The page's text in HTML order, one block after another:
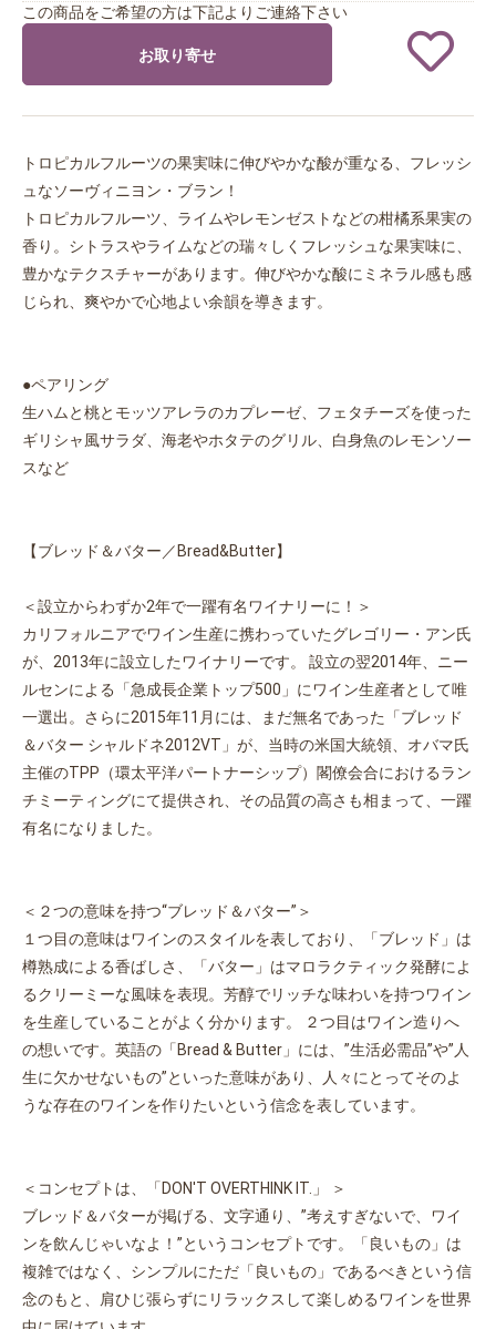
この商品をご希望の方は下記よりご連絡下さい
お取り寄せ
トロピカルフルーツの果実味に伸びやかな酸が重なる、フレッシ
ュなソーヴィニヨン・ブラン！
トロピカルフルーツ、ライムやレモンゼストなどの柑橘系果実の
香り。シトラスやライムなどの瑞々しくフレッシュな果実味に、
豊かなテクスチャーがあります。伸びやかな酸にミネラル感も感
じられ、爽やかで心地よい余韻を導きます。
●ペアリング
生ハムと桃とモッツアレラのカプレーゼ、フェタチーズを使った
ギリシャ風サラダ、海老やホタテのグリル、白身魚のレモンソー
スなど
【ブレッド＆バター／Bread&Butter】
＜設立からわずか2年で一躍有名ワイナリーに！＞
カリフォルニアでワイン生産に携わっていたグレゴリー・アン氏
が、2013年に設立したワイナリーです。 設立の翌2014年、ニー
ルセンによる「急成長企業トップ500」にワイン生産者として唯
一選出。さらに2015年11月には、まだ無名であった「ブレッド
＆バター シャルドネ2012VT」が、当時の米国大統領、オバマ氏
主催のTPP（環太平洋パートナーシップ）閣僚会合におけるラン
チミーティングにて提供され、その品質の高さも相まって、一躍
有名になりました。
＜２つの意味を持つ“ブレッド＆バター”＞
１つ目の意味はワインのスタイルを表しており、「ブレッド」は
樽熟成による香ばしさ、「バター」はマロラクティック発酵によ
るクリーミーな風味を表現。芳醇でリッチな味わいを持つワイン
を生産していることがよく分かります。 ２つ目はワイン造りへ
の想いです。英語の「Bread & Butter」には、”生活必需品”や”人
生に欠かせないもの”といった意味があり、人々にとってそのよ
うな存在のワインを作りたいという信念を表しています。
＜コンセプトは、「DON'T OVERTHINK IT.」 ＞
ブレッド＆バターが掲げる、文字通り、”考えすぎないで、ワイ
ンを飲んじゃいなよ！”というコンセプトです。「良いもの」は
複雑ではなく、シンプルにただ「良いもの」であるべきという信
念のもと、肩ひじ張らずにリラックスして楽しめるワインを世界